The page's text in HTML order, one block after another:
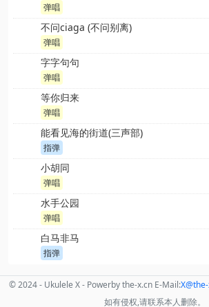
弹唱
不问ciaga (不问别离)
弹唱
字字句句
弹唱
等你归来
弹唱
能看见海的街道(三声部)
指弹
小胡同
弹唱
水手公园
弹唱
白马非马
指弹
© 2024 - Ukulele X - Powerby the-x.cn E-Mail:X@the
如有侵权,请联系本人删除。